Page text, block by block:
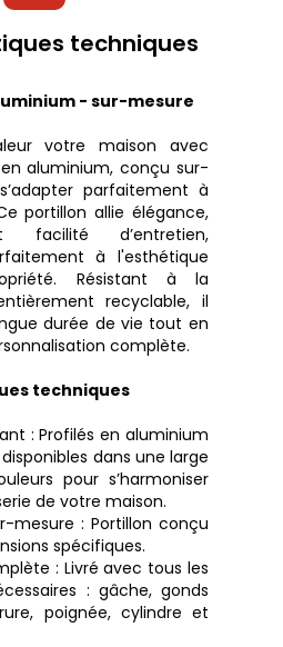
techniques
- sur-mesure
votre maison avec
aluminium, conçu sur-
parfaitement à
portillon allie élégance,
facilité d’entretien,
à l'esthétique
Résistant à la
recyclable, il
durée de vie tout en
complète.
techniques
: Profilés en aluminium
dans une large
pour s’harmoniser
de votre maison.
mesure : Portillon conçu
spécifiques.
: Livré avec tous les
: gâche, gonds
poignée, cylindre et